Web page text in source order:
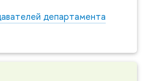
департамента